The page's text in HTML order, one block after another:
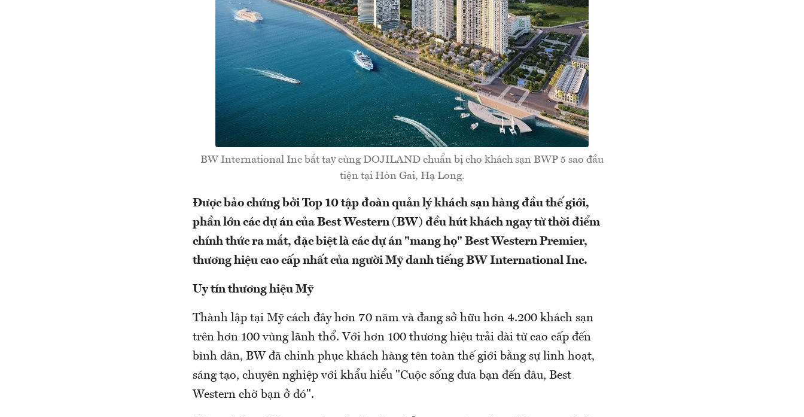
BW International Inc bắt tay cùng DOJILAND chuẩn bị cho khách sạn BWP 5 sao đầu
tiện tại Hòn Gai, Hạ Long.
Được bảo chứng bởi Top 10 tập đoàn quản lý khách sạn hàng đầu thế giới,
phần lớn các dự án của Best Western (BW) đều hút khách ngay từ thời điểm
chính thức ra mắt, đặc biệt là các dự án "mang họ" Best Western Premier,
thương hiệu cao cấp nhất của người Mỹ danh tiếng BW International Inc.
Uy tín thương hiệu Mỹ
Thành lập tại Mỹ cách đây hơn 70 năm và đang sở hữu hơn 4.200 khách sạn
trên hơn 100 vùng lãnh thổ. Với hơn 100 thương hiệu trải dài từ cao cấp đến
bình dân, BW đã chinh phục khách hàng tên toàn thế giới bằng sự linh hoạt,
sáng tạo, chuyên nghiệp với khẩu hiểu "Cuộc sống đưa bạn đến đâu, Best
Western chờ bạn ở đó".